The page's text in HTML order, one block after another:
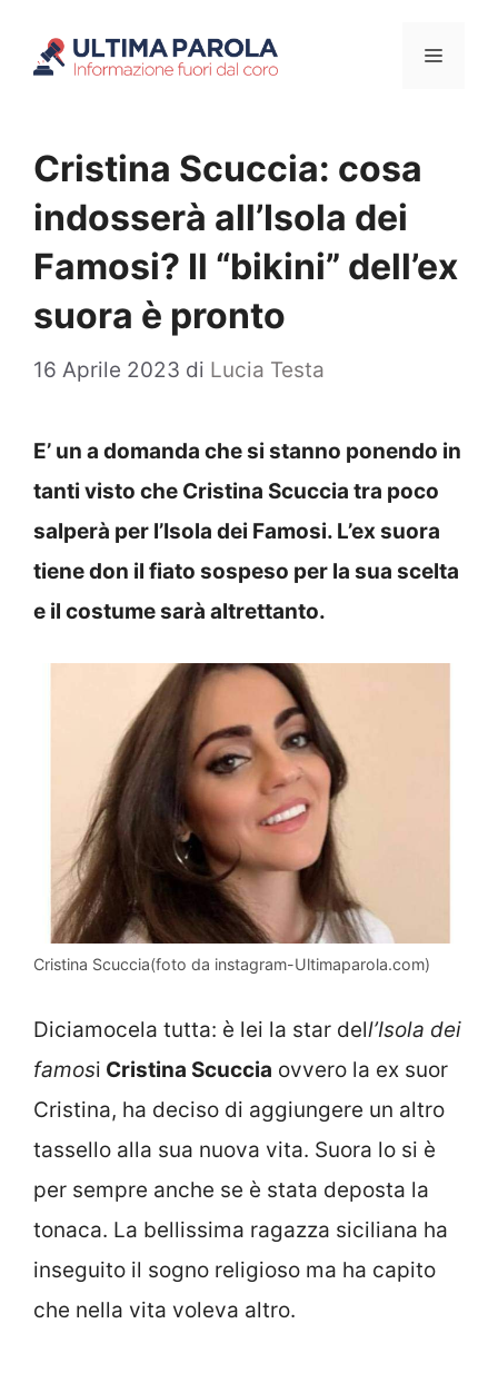
Menu
Cristina Scuccia: cosa
indosserà all’Isola dei
Famosi? Il “bikini” dell’ex
suora è pronto
16 Aprile 2023 di Lucia Testa
E’ un a domanda che si stanno ponendo in
tanti visto che Cristina Scuccia tra poco
salperà per l’Isola dei Famosi. L’ex suora
tiene don il fiato sospeso per la sua scelta
e il costume sarà altrettanto.
Cristina Scuccia(foto da instagram-Ultimaparola.com)
Diciamocela tutta: è lei la star dell’Isola dei
famosi Cristina Scuccia ovvero la ex suor
Cristina, ha deciso di aggiungere un altro
tassello alla sua nuova vita. Suora lo si è
per sempre anche se è stata deposta la
tonaca. La bellissima ragazza siciliana ha
inseguito il sogno religioso ma ha capito
che nella vita voleva altro.